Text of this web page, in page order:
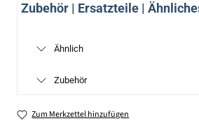
Zubehör | Ersatzteile |
Ähnlich
Zubehör
Zum Merkzettel hinzufügen